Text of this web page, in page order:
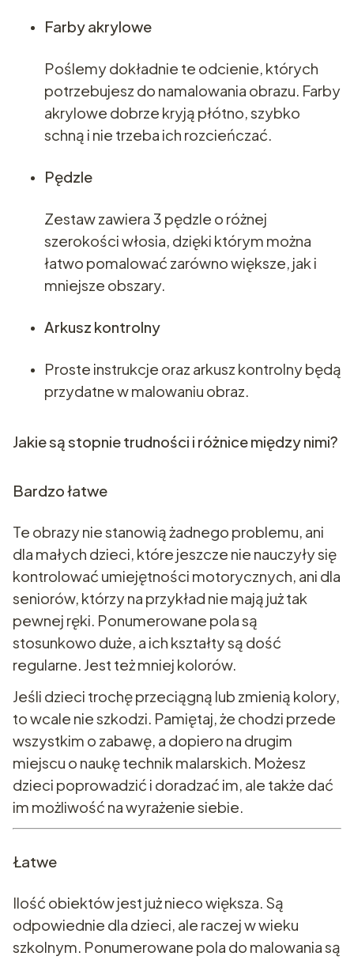
Farby akrylowe
Poślemy dokładnie te odcienie, których
potrzebujesz do namalowania obrazu. Farby
akrylowe dobrze kryją płótno, szybko
schną i nie trzeba ich rozcieńczać.
Pędzle
Zestaw zawiera 3 pędzle o różnej
szerokości włosia, dzięki którym można
łatwo pomalować zarówno większe, jak i
mniejsze obszary.
Arkusz kontrolny
Proste instrukcje oraz arkusz kontrolny będą
przydatne w malowaniu obraz.
Jakie są stopnie trudności i różnice między nimi?
Bardzo łatwe
Te obrazy nie stanowią żadnego problemu, ani
dla małych dzieci, które jeszcze nie nauczyły się
kontrolować umiejętności motorycznych, ani dla
seniorów, którzy na przykład nie mają już tak
pewnej ręki. Ponumerowane pola są
stosunkowo duże, a ich kształty są dość
regularne. Jest też mniej kolorów.
Jeśli dzieci trochę przeciągną lub zmienią kolory,
to wcale nie szkodzi. Pamiętaj, że chodzi przede
wszystkim o zabawę, a dopiero na drugim
miejscu o naukę technik malarskich. Możesz
dzieci poprowadzić i doradzać im, ale także dać
im możliwość na wyrażenie siebie.
Łatwe
Ilość obiektów jest już nieco większa. Są
odpowiednie dla dzieci, ale raczej w wieku
szkolnym. Ponumerowane pola do malowania są